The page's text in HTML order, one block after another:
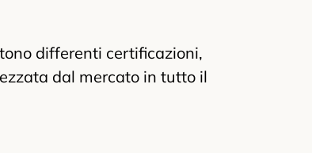
differenti certificazioni,
dal mercato in tutto il